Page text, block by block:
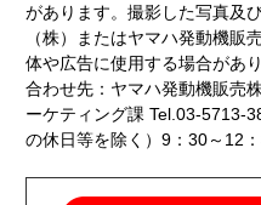
があります。撮影した写真及
（株）またはヤマハ発動機販
体や広告に使用する場合があ
合わせ先：ヤマハ発動機販売
ーケティング課 Tel.03-5713-
の休日等を除く）9：30～12